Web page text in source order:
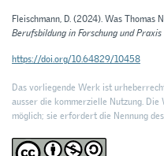
Fleischmann, D. (2024). Was Thomas
Berufsbildung in Forschung und
https://doi.org/10.64829/10458
Das vorliegende Werk ist
ausser die kommerzielle Nutzung.
möglich; sie erfordert die Nennung